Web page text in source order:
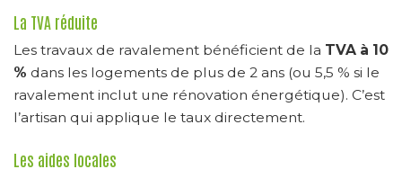
La TVA réduite
Les travaux de ravalement bénéficient de la TVA à 10
% dans les logements de plus de 2 ans (ou 5,5 % si le
ravalement inclut une rénovation énergétique). C’est
l’artisan qui applique le taux directement.
Les aides locales